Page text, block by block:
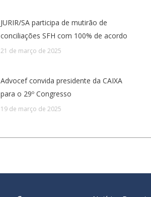
JURIR/SA participa de mutirão de
conciliações SFH com 100% de acordo
21 de março de 2025
Advocef convida presidente da CAIXA
para o 29º Congresso
19 de março de 2025